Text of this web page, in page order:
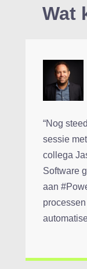
Wat
“Nog
sessie
collega
Software
aan